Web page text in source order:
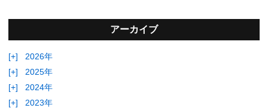
アーカイブ
[+]
2026年
[+]
2025年
[+]
2024年
[+]
2023年